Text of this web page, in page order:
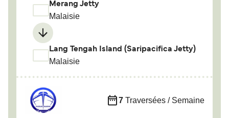
Merang Jetty
Malaisie
Lang Tengah Island (Saripacifica Jetty)
Malaisie
7 Traversées / Semaine